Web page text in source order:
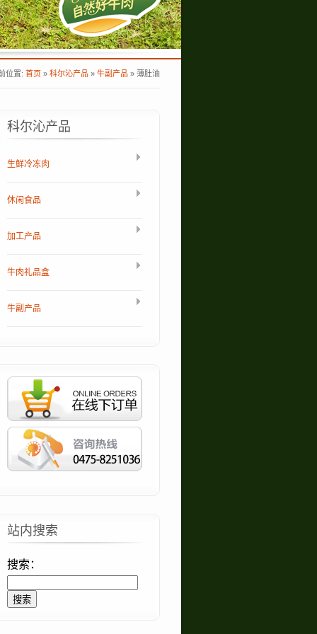
位置: 首页 » 科尔沁产品 » 牛副产品 » 薄肚油
科尔沁产品
生鲜冷冻肉
休闲食品
加工产品
牛肉礼品盒
牛副产品
站内搜索
搜索：